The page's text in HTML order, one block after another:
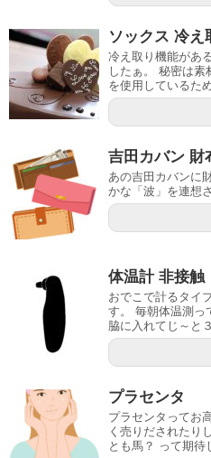
ソックス 冷え
冷え取り機能があ
したぁ。 秘密は
を使用しているた
吉田カバン 財
あの吉田カバンに
かな「波」を連想
体温計 非接触
おでこで計るタイ
す。 毎朝体温測っ
脇に入れてじ～と
プラセンタ
プラセンタってお
く売りだされたり
とも馬？ って期待